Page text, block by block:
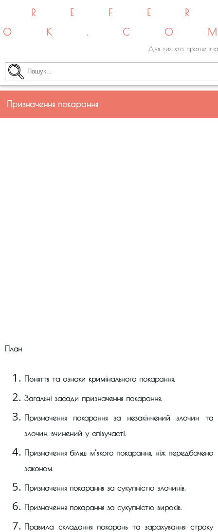
Для тих хто прагне
Призначення покарання
План
Поняття та ознаки кримінального покарання.
Загальні засади призначення покарання.
Призначення покарання за незакінчений злочин та
злочин, вчинений у співучасті.
Призначення більш м’якого покарання, ніж передбачено
законом.
Призначення покарання за сукупністю злочинів.
Призначення покарання за сукупністю вироків.
Правила складання покарань та зарахування строку